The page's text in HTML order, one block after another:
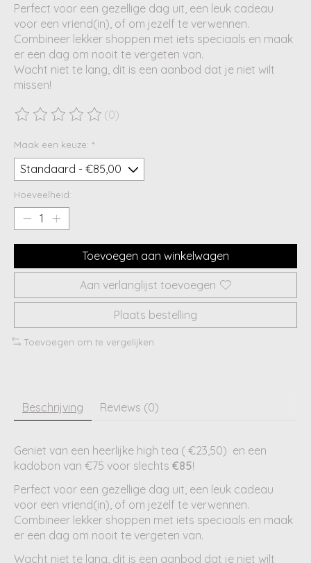
Perfect voor een gezellige dag uit, een leuk cadeau
voor een vriend(in), of om jezelf te verwennen.
Combineer lekker shoppen met iets speciaals en maak
er een dag om nooit te vergeten van.
Wacht niet te lang, dit is een aanbod dat je niet wilt
missen!
De beoordeling van dit product is
(0)
Maak een keuze: *
Hoeveelheid:
Toevoegen aan winkelwagen
Aan verlanglijst toevoegen
Plaats bestelling
Toevoegen om te vergelijken
Beschrijving Reviews (0)
Geniet van een heerlijke high tea ( €23,50) en een
kadobon van €75 voor slechts €85!
Perfect voor een gezellige dag uit, een leuk cadeau
voor een vriend(in), of om jezelf te verwennen.
Combineer lekker shoppen met iets speciaals en maak
er een dag om nooit te vergeten van.
Wacht niet te lang, dit is een aanbod dat je niet wilt